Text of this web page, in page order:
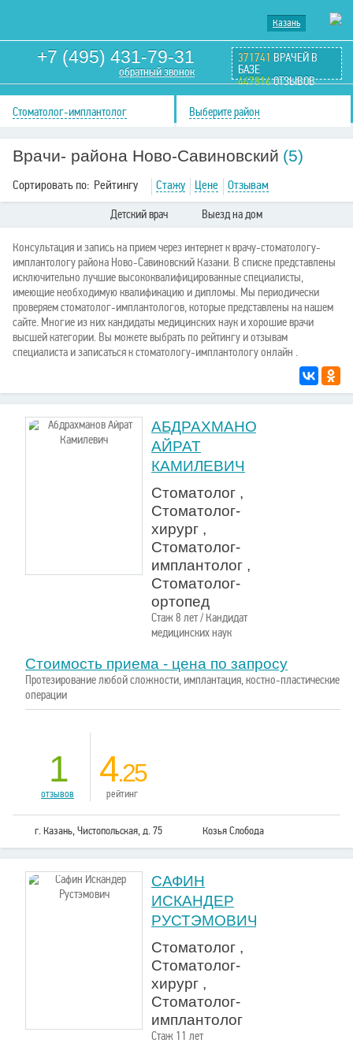
Казань
+7 (495) 431-79-31
обратный звонок
371741 ВРАЧЕЙ В
БАЗЕ
447816ОТЗЫВОВ
Стоматолог-имплантолог Выберите район
Врачи- района Ново-Савиновский (5)
Сортировать по: Рейтингу Стажу Цене Отзывам
Детский врач Выезд на дом
Консультация и запись на прием через интернет к врачу-стоматологу-
имплантологу района Ново-Савиновский Казани. В списке представлены
исключительно лучшие высококвалифицированные специалисты,
имеющие необходимую квалификацию и дипломы. Мы периодически
проверяем стоматолог-имплантологов, которые представлены на нашем
сайте. Многие из них кандидаты медицинских наук и хорошие врачи
высшей категории. Вы можете выбрать по рейтингу и отзывам
специалиста и записаться к стоматологу-имплантологу онлайн .
АБДРАХМАНОВ
АЙРАТ
КАМИЛЕВИЧ
Стоматолог ,
Стоматолог-
хирург ,
Стоматолог-
имплантолог ,
Стоматолог-
ортопед
Стаж 8 лет / Кандидат
медицинских наук
Стоимость приема - цена по запросу
Протезирование любой сложности, имплантация, костно-пластические
операции
1
отзывов
4.25
рейтинг
г. Казань, Чистопольская, д. 75 Козья Слобода
САФИН
ИСКАНДЕР
РУСТЭМОВИЧ
Стоматолог ,
Стоматолог-
хирург ,
Стоматолог-
имплантолог
Стаж 11 лет